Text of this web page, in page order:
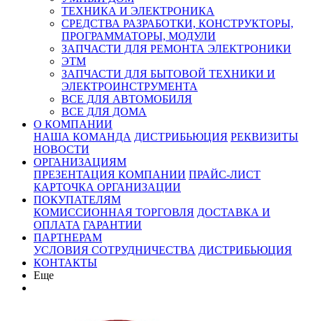
ТЕХНИКА И ЭЛЕКТРОНИКА
СРЕДСТВА РАЗРАБОТКИ, КОНСТРУКТОРЫ,
ПРОГРАММАТОРЫ, МОДУЛИ
ЗАПЧАСТИ ДЛЯ РЕМОНТА ЭЛЕКТРОНИКИ
ЭТМ
ЗАПЧАСТИ ДЛЯ БЫТОВОЙ ТЕХНИКИ И
ЭЛЕКТРОИНСТРУМЕНТА
ВСЕ ДЛЯ АВТОМОБИЛЯ
ВСЕ ДЛЯ ДОМА
О КОМПАНИИ
НАША КОМАНДА ДИСТРИБЬЮЦИЯ РЕКВИЗИТЫ
НОВОСТИ
ОРГАНИЗАЦИЯМ
ПРЕЗЕНТАЦИЯ КОМПАНИИ ПРАЙС-ЛИСТ
КАРТОЧКА ОРГАНИЗАЦИИ
ПОКУПАТЕЛЯМ
КОМИССИОННАЯ ТОРГОВЛЯ ДОСТАВКА И
ОПЛАТА ГАРАНТИИ
ПАРТНЕРАМ
УСЛОВИЯ СОТРУДНИЧЕСТВА ДИСТРИБЬЮЦИЯ
КОНТАКТЫ
Еще